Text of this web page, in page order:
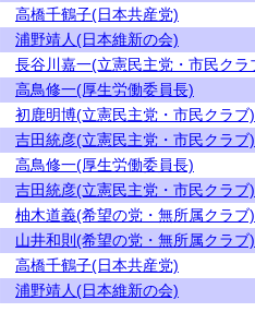
高橋千鶴子(日本共産党)
浦野靖人(日本維新の会)
長谷川嘉一(立憲民主党・市民クラ
高鳥修一(厚生労働委員長)
初鹿明博(立憲民主党・市民クラブ)
吉田統彦(立憲民主党・市民クラブ)
高鳥修一(厚生労働委員長)
吉田統彦(立憲民主党・市民クラブ)
柚木道義(希望の党・無所属クラブ)
山井和則(希望の党・無所属クラブ)
高橋千鶴子(日本共産党)
浦野靖人(日本維新の会)